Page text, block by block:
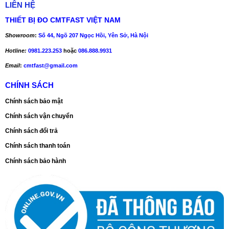
– Nhiều lựa chọn chiều dài cáp điện cực phù hợp:
+ HI98193 : điện cực cáp 4m
LIÊN HỆ
THIẾT BỊ ĐO CMTFAST VIỆT NAM
Showroom: Số 44, Ngõ 207 Ngọc Hồi, Yên Sở, Hà Nội
Hotline: 0981.223.253 hoặc086.888.9931
Email: cmtfast@gmail.com
CHÍNH SÁCH
Chính sách bảo mật
Chính sách vận chuyển
Chính sách đổi trả
Chính sách thanh toán
Chính sách bảo hành